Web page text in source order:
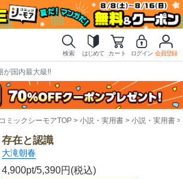
検索 はじめて カート ログイン 会員登録
が国内最大級!!
ミックシーモアTOP 小説・実用書 小説・実用書
存在と認識
大滝朝春
4,900pt/5,390円(税込)